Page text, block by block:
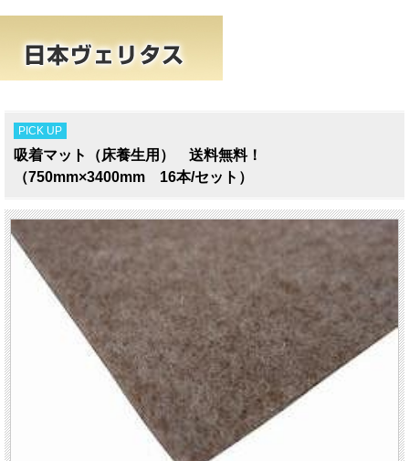
PICK UP
吸着マット（床養生用） 送料無料！
（750mm×3400mm 16本/セット）